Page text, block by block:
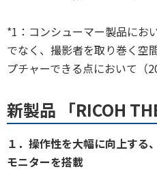
*1：コンシューマー製品にお
でなく、撮影者を取り巻く空
プチャーできる点において（
新製品 「RICOH
１．操作性を大幅に向上する
モニターを搭載